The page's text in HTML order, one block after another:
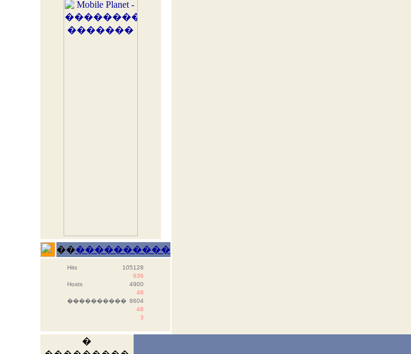
������������
Hits
105128
636
Hosts
4900
48
���������� 8604
48
3
�